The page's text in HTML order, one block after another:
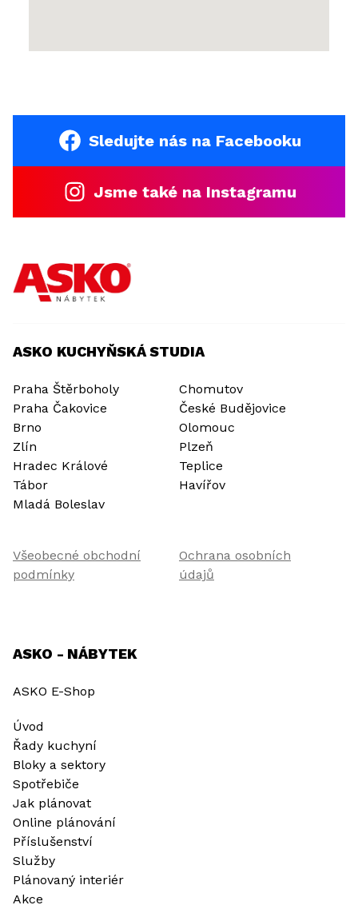
Sledujte nás na Facebooku
Jsme také na Instagramu
ASKO KUCHYŇSKÁ STUDIA
Praha Štěrboholy
Praha Čakovice
Brno
Zlín
Hradec Králové
Tábor
Mladá Boleslav
Chomutov
České Budějovice
Olomouc
Plzeň
Teplice
Havířov
Všeobecné obchodní
podmínky
Ochrana osobních
údajů
ASKO - NÁBYTEK
ASKO E-Shop
Úvod
Řady kuchyní
Bloky a sektory
Spotřebiče
Jak plánovat
Online plánování
Příslušenství
Služby
Plánovaný interiér
Akce